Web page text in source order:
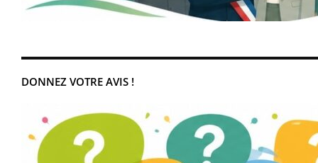
DONNEZ VOTRE AVIS !